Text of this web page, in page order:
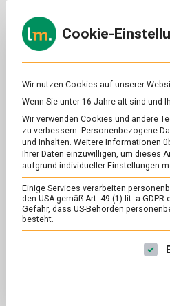
to
content
Cookie-
Wir nutzen Cookies auf unserer
Wenn Sie unter 16 Jahre alt sind und
Wir verwenden Cookies und andere
zu verbessern. Personenbezogene
und Inhalten. Weitere Informationen
Ihrer Daten einzuwilligen, um dieses
aufgrund individueller Einstellungen
Einige Services verarbeiten
den USA gemäß Art. 49 (1) lit. a
Gefahr, dass US-Behörden
besteht.
Es folgt eine Liste der